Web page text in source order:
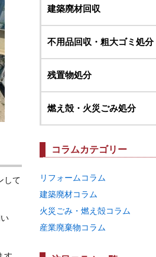
して
建築廃材回収
不用品回収・粗大ゴミ処分
残置物処分
燃え殻・火災ごみ処分
コラムカテゴリー
リフォームコラム
建築廃材コラム
火災ごみ・燃え殻コラム
産業廃棄物コラム